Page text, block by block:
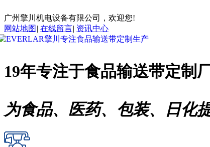
广州擎川机电设备有限公司，欢迎您!
网站地图 | 在线留言| 资讯中心
19年专注于食品输送带定制
为食品、医药、包装、日化